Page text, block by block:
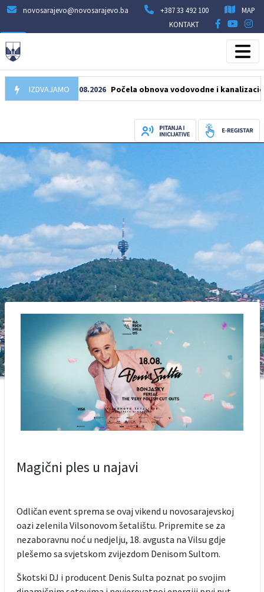
novosarajevo@novosarajevo.ba +387 33 492 100
MAP
KONTAKT
IZDVAJAMO
05.08.2026 Počela obnova vodovodne i kanalizacione
Magični ples u najavi
Odličan event sprema se ovaj vikend u novosarajevskoj
oazi zelenila Vilsonovom šetalištu. Pripremite se za
nezaboravnu noć u nedjelju, 18. avgusta na Vilsu gdje
plešemo sa svjetskom zvijezdom Denisom Sultom.
Škotski DJ i producent Denis Sulta poznat po svojim